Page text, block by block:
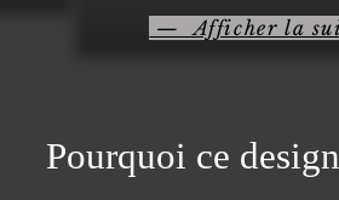
— Afficher la
Pourquoi ce